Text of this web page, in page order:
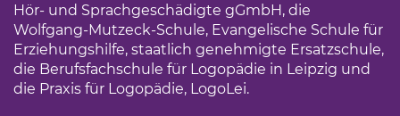
Hör- und Sprachgeschädigte gGmbH, die
Wolfgang-Mutzeck-Schule, Evangelische Schule für
Erziehungshilfe, staatlich genehmigte Ersatzschule,
die Berufsfachschule für Logopädie in Leipzig und
die Praxis für Logopädie, LogoLei.